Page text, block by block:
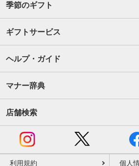
季節のギフト
ギフトサービス
ヘルプ・ガイド
マナー辞典
店舗検索
利用規約 個人